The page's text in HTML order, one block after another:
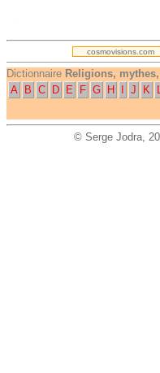
.
cosmovisions.com
Dictionnaire Religions,
A
B C D E F G H J K
© Serge Jodra,